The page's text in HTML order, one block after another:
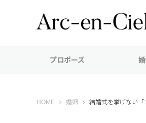
プロポーズ
HOME Arc-en-Ciel Journal（アルカン
婚姻 結婚式を挙げない